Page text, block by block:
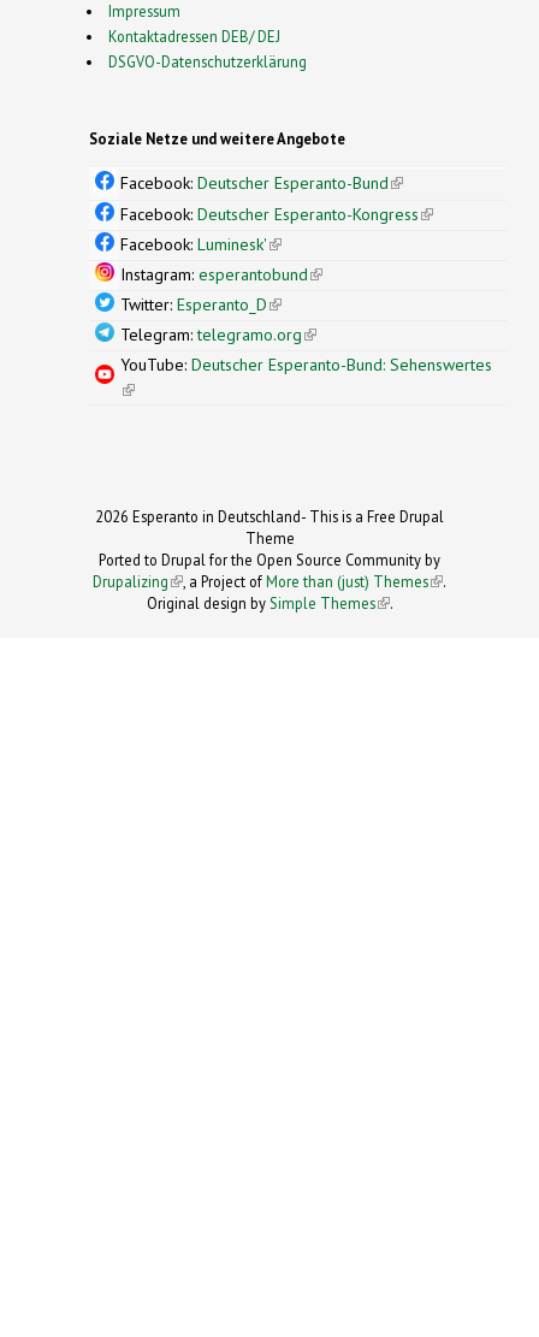
Impressum
Kontaktadressen DEB/ DEJ
DSGVO-Datenschutzerklärung
Soziale Netze und weitere Angebote
Facebook: Deutscher Esperanto-Bund(link is
external)
Facebook: Deutscher Esperanto-Kongress(link is
Facebook: Luminesk'(link is external)
Instagram: esperantobund(link is external)
Twitter: Esperanto_D(link is external)
Telegram:telegramo.org(link is external)
YouTube: Deutscher Esperanto-Bund: Sehenswertes
(link is external)
2026 Esperanto in Deutschland- This is a Free Drupal
Theme
Ported to Drupal for the Open Source Community by
Drupalizing(link is external)
, a Project ofMore than (just) Themes (link is
.
Original design bySimple Themes
(link is
.